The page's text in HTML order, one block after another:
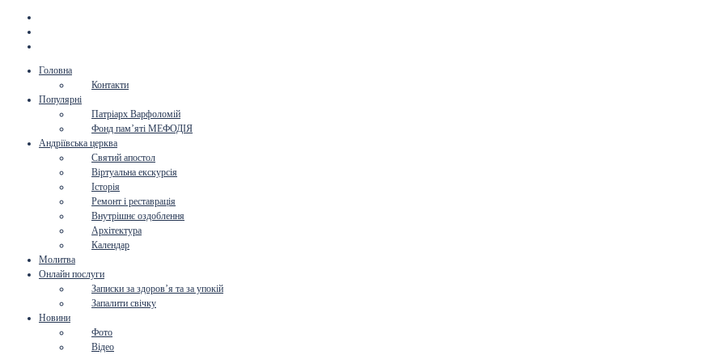
Головна
Контакти
Популярні
Патріарх Варфоломій
Фонд пам’яті МЕФОДІЯ
Андріївська церква
Святий апостол
Віртуальна екскурсія
Історія
Ремонт і реставрація
Внутрішнє оздоблення
Архітектура
Календар
Молитва
Онлайн послуги
Записки за здоров’я та за упокій
Запалити свічку
Новини
Фото
Відео